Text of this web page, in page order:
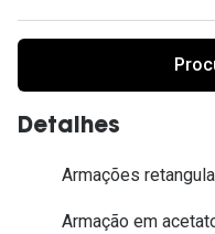
Detalhes
Armações
Armação em